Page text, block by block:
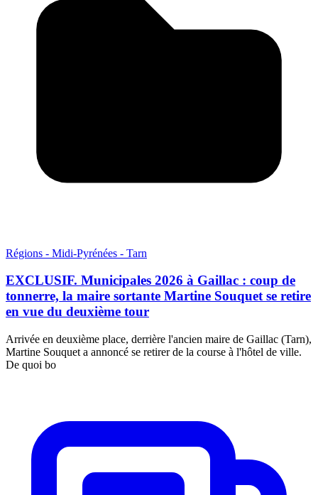
Régions - Midi-Pyrénées - Tarn
EXCLUSIF. Municipales 2026 à Gaillac : coup de
tonnerre, la maire sortante Martine Souquet se retire
en vue du deuxième tour
Arrivée en deuxième place, derrière l'ancien maire de Gaillac (Tarn),
Martine Souquet a annoncé se retirer de la course à l'hôtel de ville.
De quoi bo